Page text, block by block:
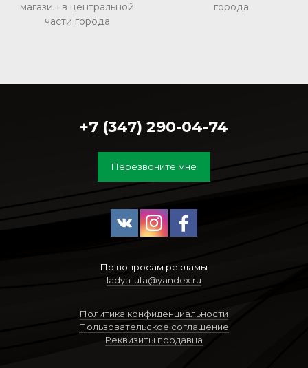
города
автосалона
+7 (347) 290-04-74
Перезвоните мне
По вопросам рекламы
ladya-ufa@yandex.ru
Политика конфиденциальности
Пользовательское соглашение
Реквизиты продавца